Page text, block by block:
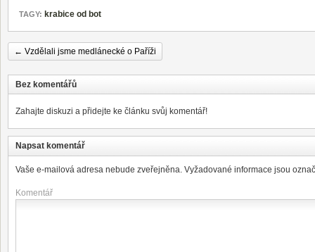
TAGY: krabice od bot
← Vzdělali jsme medlánecké o Paříži
Bez komentářů
Zahajte diskuzi a přidejte ke článku svůj komentář!
Napsat komentář
Vaše e-mailová adresa nebude zveřejněna. Vyžadované informace jsou
Komentář